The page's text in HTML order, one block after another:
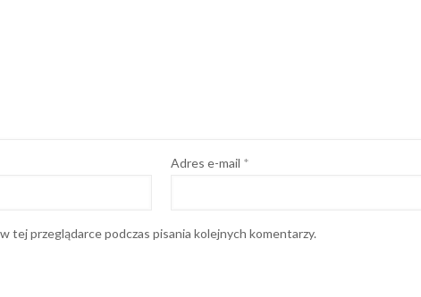
Adres e-mail *
tej przeglądarce podczas pisania kolejnych komentarzy.